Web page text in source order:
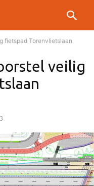
fietspad Torenvlietslaan
veilig